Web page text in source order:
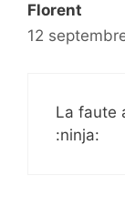
Florent
12
La faute
:ninja: